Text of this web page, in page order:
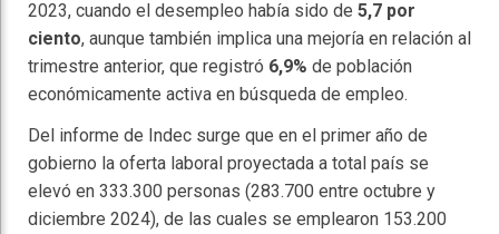
2023, cuando el desempleo había sido de 5,7 por
ciento, aunque también implica una mejoría en relación al
trimestre anterior, que registró 6,9% de población
económicamente activa en búsqueda de empleo.
Del informe de Indec surge que en el primer año de
gobierno la oferta laboral proyectada a total país se
elevó en 333.300 personas (283.700 entre octubre y
diciembre 2024), de las cuales se emplearon 153.200